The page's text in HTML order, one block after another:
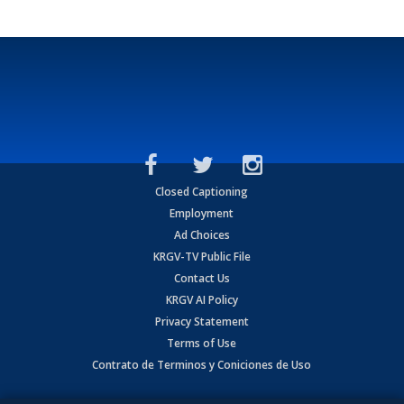
Closed Captioning
Employment
Ad Choices
KRGV-TV Public File
Contact Us
KRGV AI Policy
Privacy Statement
Terms of Use
Contrato de Terminos y Coniciones de Uso